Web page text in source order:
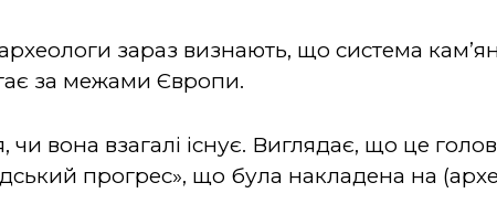
зараз визнають, що система
за межами Європи.
чи вона взагалі існує. Виглядає, що це
прогрес», що була накладена на